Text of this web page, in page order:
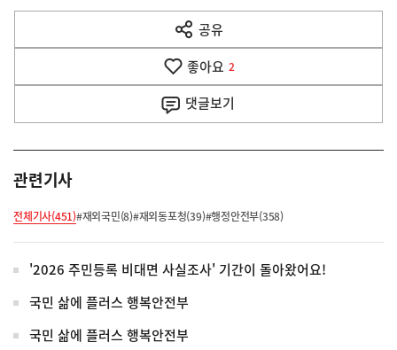
다
음
공유
열
기
좋아요 2
댓글보기
관련기사
전체기사(451)#재외국민(8)#재외동포청(39)#행정안전부(358)
'2026 주민등록 비대면 사실조사' 기간이 돌아왔어요!
국민 삶에 플러스 행복안전부
국민 삶에 플러스 행복안전부